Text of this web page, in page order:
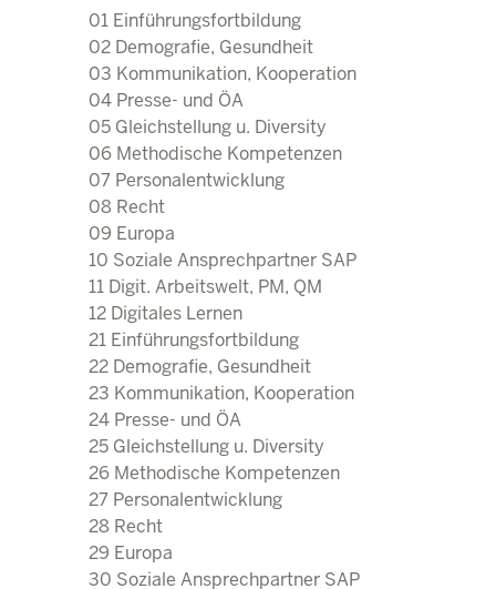
Direkt zum Inhalt
25 Gleichstellung u.
26 Methodische
27
30 Soziale
31.300
31.400 Prozessman.
01 Einführungsfortbildung
02 Demografie, Gesundheit
03 Kommunikation, Kooperation
04 Presse- und ÖA
05 Gleichstellung u. Diversity
06 Methodische Kompetenzen
07 Personalentwicklung
08 Recht
09 Europa
10 Soziale Ansprechpartner SAP
11 Digit. Arbeitswelt, PM, QM
12 Digitales Lernen
21 Einführungsfortbildung
22 Demografie, Gesundheit
23 Kommunikation, Kooperation
24 Presse- und ÖA
25 Gleichstellung u. Diversity
26 Methodische Kompetenzen
27 Personalentwicklung
28 Recht
29 Europa
30 Soziale Ansprechpartner SAP